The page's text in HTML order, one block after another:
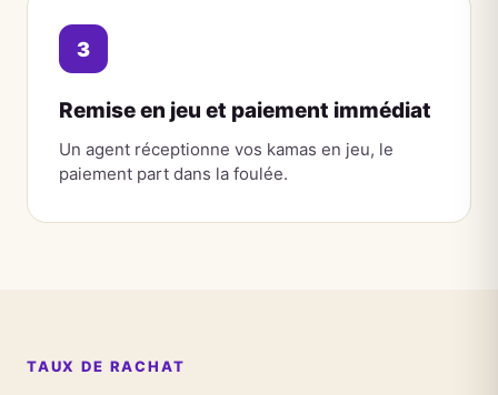
3
Remise en jeu et paiement immédiat
Un agent réceptionne vos kamas en jeu, le
paiement part dans la foulée.
TAUX DE RACHAT